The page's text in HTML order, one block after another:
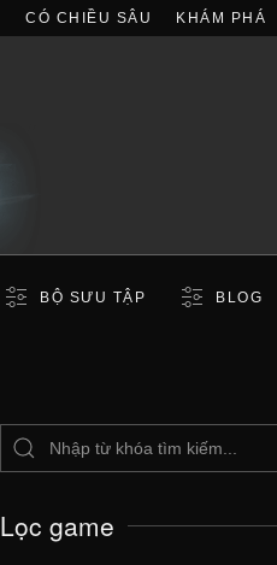
CÓ CHIỀU SÂU KHÁM PHÁ
BỘ SƯU TẬP BLOG
Lọc game